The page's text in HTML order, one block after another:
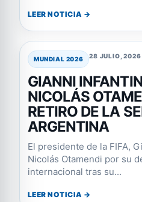
LEER NOTICIA →
MUNDIAL 2026 28 JULIO, 2026
GIANNI
NICOLÁS
RETIRO DE LA
ARGENTINA
El presidente de la FIFA,
Nicolás Otamendi por su
internacional tras su...
LEER NOTICIA →